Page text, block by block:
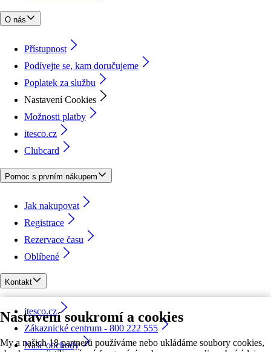
Nastavení soukromí a cookies
My a našich 18 partnerů používáme nebo ukládáme soubory cookies,
O nás
Přístupnost
Podívejte se, kam doručujeme
Poplatek za službu
Nastavení Cookies
Možnosti platby
itesco.cz
Clubcard
Pomoc s prvním nákupem
Jak nakupovat
Registrace
Rezervace času
Oblíbené
Kontakt
itesco.cz
Zákaznické centrum - 800 222 555
Naše obchody